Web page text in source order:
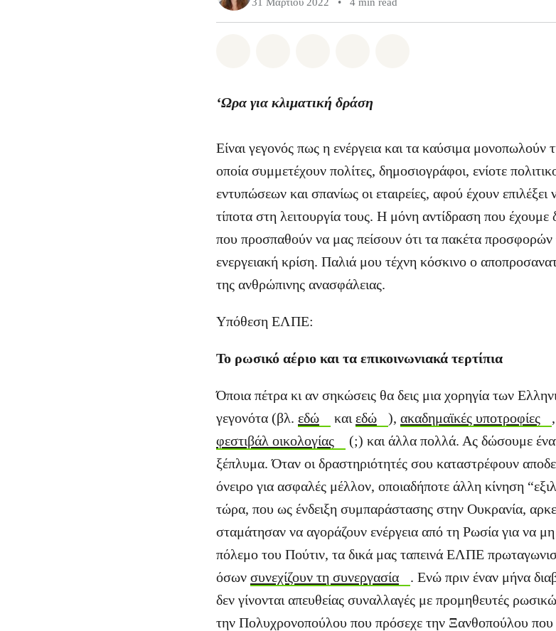
‘Ωρα για κλιματική δράση
Είναι γεγονός πως η ενέργεια και τα καύσιμα μονοπωλούν
οποία συμμετέχουν πολίτες, δημοσιογράφοι, ενίοτε
εντυπώσεων και σπανίως οι εταιρείες, αφού έχουν
τίποτα στη λειτουργία τους. Η μόνη αντίδραση που έχουμε
που προσπαθούν να μας πείσουν ότι τα πακέτα
ενεργειακή κρίση. Παλιά μου τέχνη κόσκινο ο
της ανθρώπινης ανασφάλειας.
Υπόθεση ΕΛΠΕ:
Το ρωσικό αέριο και τα επικοινωνιακά τερτίπια
Όποια πέτρα κι αν σηκώσεις θα δεις μια χορηγία των
γεγονότα (βλ. εδώ και εδώ ), ακαδημαϊκές υποτροφίες ,
φεστιβάλ οικολογίας
(;) και άλλα πολλά. Ας δώσουμε
ξέπλυμα. Όταν οι δραστηριότητές σου καταστρέφουν
όνειρο για ασφαλές μέλλον, οποιαδήποτε άλλη κίνηση
τώρα, που ως ένδειξη συμπαράστασης στην Ουκρανία,
σταμάτησαν να αγοράζουν ενέργεια από τη Ρωσία για να
πόλεμο του Πούτιν, τα δικά μας ταπεινά ΕΛΠΕ
όσων συνεχίζουν τη συνεργασία . Ενώ πριν έναν μήνα
δεν γίνονται απευθείας συναλλαγές με προμηθευτές
την Πολυχρονοπούλου που πρόσεχε την Ξανθοπούλου που